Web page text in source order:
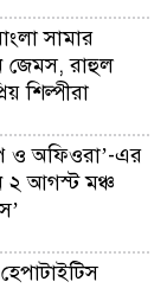
সামার
জেমস, রাহুল
শিল্পীরা
ও অফিওরা’-এর
আগস্ট মঞ্চ